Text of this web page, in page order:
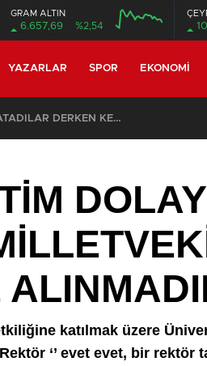
GRAM ALTIN
6.657,69 %2,54
YAZARLAR SPOR EKONOMI
ÖZEL: İMAMOĞLU DAVASINA 1 YIL 10 AYLIK HAKİMİ ATADILAR DERKEN KENDİSİNİ KANTARA KOYDUĞUNUN ELBETTE FARKINDA!
katılmak üzere
‘’ evet evet, bir rektör